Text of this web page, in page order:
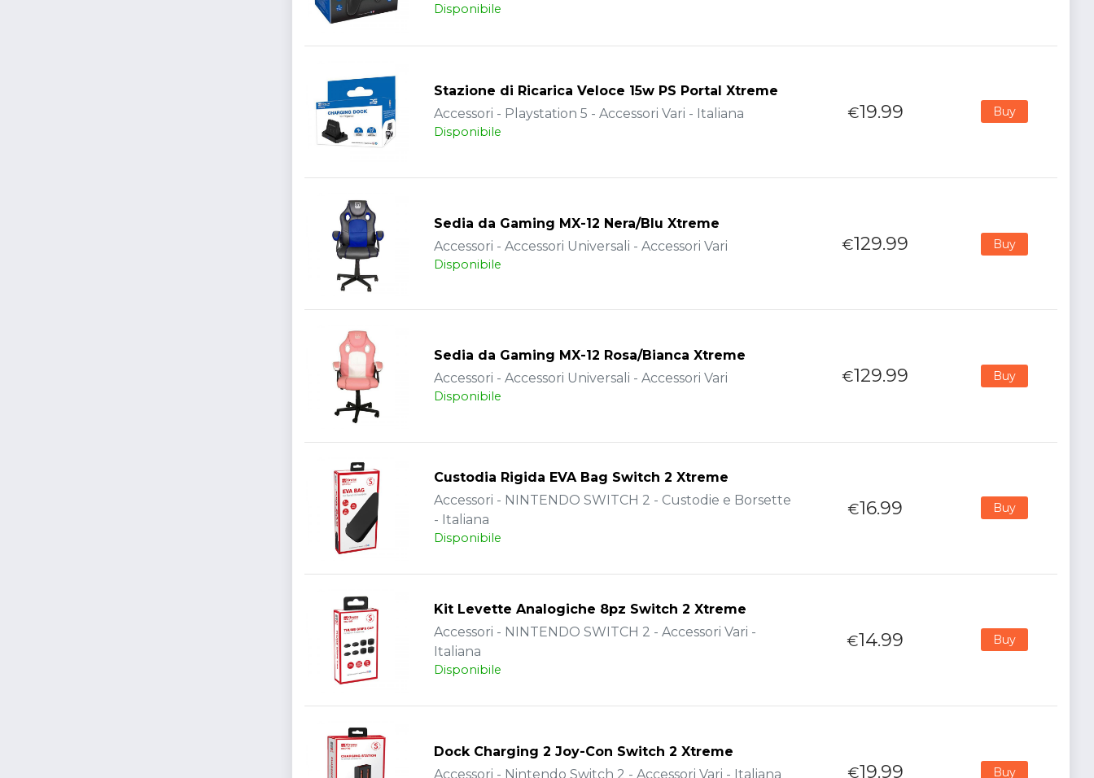
Disponibile
Stazione di Ricarica Veloce 15w PS Portal Xtreme
Accessori - Playstation 5 - Accessori Vari - Italiana
Disponibile
€19.99 Buy
Sedia da Gaming MX-12 Nera/Blu Xtreme
Accessori - Accessori Universali - Accessori Vari
Disponibile
€129.99 Buy
Sedia da Gaming MX-12 Rosa/Bianca Xtreme
Accessori - Accessori Universali - Accessori Vari
Disponibile
€129.99 Buy
Custodia Rigida EVA Bag Switch 2 Xtreme
Accessori - NINTENDO SWITCH 2 - Custodie e Borsette
- Italiana
Disponibile
€16.99 Buy
Kit Levette Analogiche 8pz Switch 2 Xtreme
Accessori - NINTENDO SWITCH 2 - Accessori Vari -
Italiana
Disponibile
€14.99 Buy
Dock Charging 2 Joy-Con Switch 2 Xtreme
Accessori - Nintendo Switch 2 - Accessori Vari - Italiana
€19.99 Buy